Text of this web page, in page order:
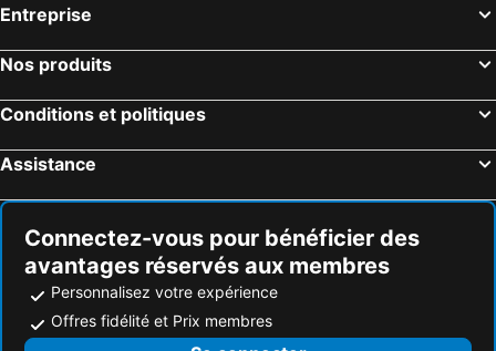
Cancún, Quintana Roo Hôtels
Cabo San Lucas, Basse-Californie du Sud Hôtels
Puerto Peñasco, Sonora Hôtels
Entreprise
Nos produits
Conditions et politiques
Assistance
Connectez-vous pour bénéficier des
avantages réservés aux membres
Personnalisez votre expérience
Offres fidélité et Prix membres